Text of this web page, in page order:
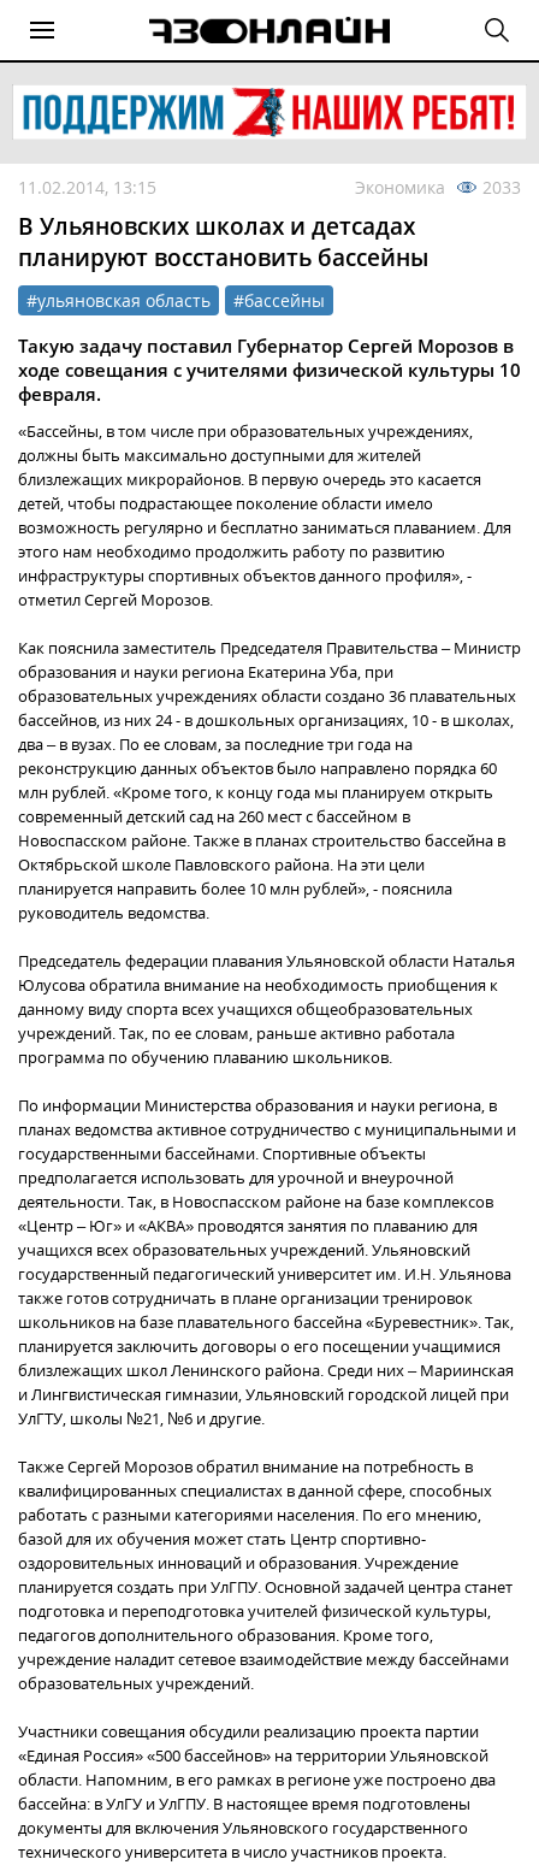
11.02.2014, 13:15 Экономика 2033
В Ульяновских школах и детсадах
планируют восстановить бассейны
#ульяновская область #бассейны
Такую задачу поставил Губернатор Сергей Морозов в
ходе совещания с учителями физической культуры 10
февраля.
«Бассейны, в том числе при образовательных учреждениях,
должны быть максимально доступными для жителей
близлежащих микрорайонов. В первую очередь это касается
детей, чтобы подрастающее поколение области имело
возможность регулярно и бесплатно заниматься плаванием. Для
этого нам необходимо продолжить работу по развитию
инфраструктуры спортивных объектов данного профиля», -
отметил Сергей Морозов.
Как пояснила заместитель Председателя Правительства – Министр
образования и науки региона Екатерина Уба, при
образовательных учреждениях области создано 36 плавательных
бассейнов, из них 24 - в дошкольных организациях, 10 - в школах,
два – в вузах. По ее словам, за последние три года на
реконструкцию данных объектов было направлено порядка 60
млн рублей. «Кроме того, к концу года мы планируем открыть
современный детский сад на 260 мест с бассейном в
Новоспасском районе. Также в планах строительство бассейна в
Октябрьской школе Павловского района. На эти цели
планируется направить более 10 млн рублей», - пояснила
руководитель ведомства.
Председатель федерации плавания Ульяновской области Наталья
Юлусова обратила внимание на необходимость приобщения к
данному виду спорта всех учащихся общеобразовательных
учреждений. Так, по ее словам, раньше активно работала
программа по обучению плаванию школьников.
По информации Министерства образования и науки региона, в
планах ведомства активное сотрудничество с муниципальными и
государственными бассейнами. Спортивные объекты
предполагается использовать для урочной и внеурочной
деятельности. Так, в Новоспасском районе на базе комплексов
«Центр – Юг» и «АКВА» проводятся занятия по плаванию для
учащихся всех образовательных учреждений. Ульяновский
государственный педагогический университет им. И.Н. Ульянова
также готов сотрудничать в плане организации тренировок
школьников на базе плавательного бассейна «Буревестник». Так,
планируется заключить договоры о его посещении учащимися
близлежащих школ Ленинского района. Среди них – Мариинская
и Лингвистическая гимназии, Ульяновский городской лицей при
УлГТУ, школы №21, №6 и другие.
Также Сергей Морозов обратил внимание на потребность в
квалифицированных специалистах в данной сфере, способных
работать с разными категориями населения. По его мнению,
базой для их обучения может стать Центр спортивно-
оздоровительных инноваций и образования. Учреждение
планируется создать при УлГПУ. Основной задачей центра станет
подготовка и переподготовка учителей физической культуры,
педагогов дополнительного образования. Кроме того,
учреждение наладит сетевое взаимодействие между бассейнами
образовательных учреждений.
Участники совещания обсудили реализацию проекта партии
«Единая Россия» «500 бассейнов» на территории Ульяновской
области. Напомним, в его рамках в регионе уже построено два
бассейна: в УлГУ и УлГПУ. В настоящее время подготовлены
документы для включения Ульяновского государственного
технического университета в число участников проекта.